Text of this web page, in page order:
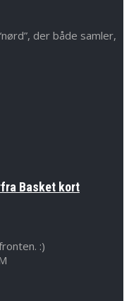
der både samler,
Basket kort
:)